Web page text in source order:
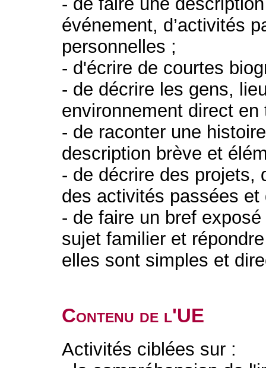
événement, d’activités
personnelles ;
- d'écrire de courtes
- de décrire les gens,
environnement direct
- de raconter une
description brève et
- de décrire des projets,
des activités passées
- de faire un bref
sujet familier et
elles sont simples et
Contenu de l'UE
Activités ciblées sur :